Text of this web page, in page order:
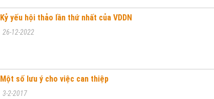
Kỷ yếu hội thảo lần thứ nhất của VDDN
26-12-2022
Một số lưu ý cho việc can thiệp
3-2-2017